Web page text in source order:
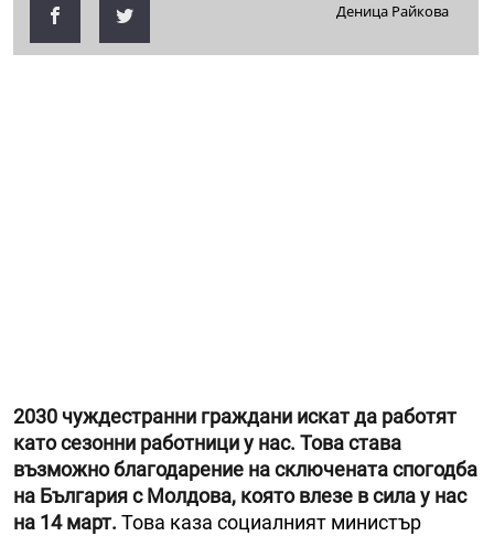
Деница Райкова
2030 чуждестранни граждани искат да работят
като сезонни работници у нас. Това става
възможно благодарение на сключената спогодба
на България с Молдова, която влезе в сила у нас
на 14 март. Това каза социалният министър